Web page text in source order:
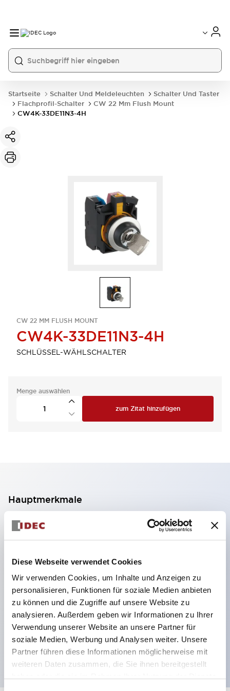
Diese Webseite verwendet Cookies
Wir verwenden Cookies, um Inhalte und Anzeigen zu
personalisieren, Funktionen für soziale Medien anbieten
zu können und die Zugriffe auf unsere Website zu
analysieren. Außerdem geben wir Informationen zu Ihrer
Verwendung unserer Website an unsere Partner für
soziale Medien, Werbung und Analysen weiter. Unsere
Partner führen diese Informationen möglicherweise mit
weiteren Daten zusammen, die Sie ihnen bereitgestellt
Startseite Schalter Und Meldeleuchten
Schalter Und Taster
Flachprofil-Schalter
CW 22 Mm Flush Mount
CW4K-33DE11N3-4H
CW 22 MM FLUSH MOUNT
CW4K-33DE11N3-4H
SCHLÜSSEL-WÄHLSCHALTER
Menge auswählen
zum Zitat hinzufügen
Hauptmerkmale
2-Kontakt-Block mit 2 Stufen, ermöglicht eine 4-
Kontakt-Konfiguration (Gewährleistung der
Isolierung zwischen den 2 Kontakten).
59,9 mm (※ 22-stufiger Kontaktblock).
Platzsparendes Design möglich.
Sicherheitsstruktur der 3. Generation: 2-Aktions-
Freisetzung, integrierter Schutz, IP20-
Fingerschutzstruktur